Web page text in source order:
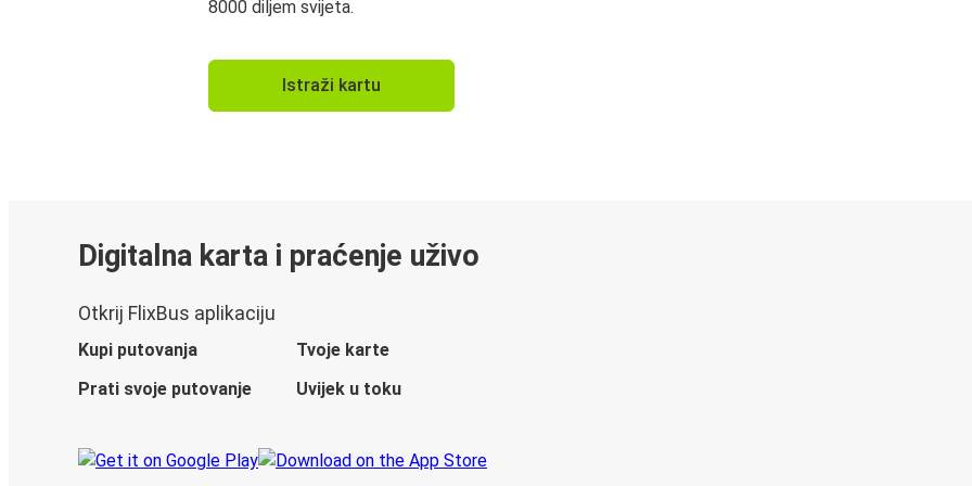
8000 diljem svijeta.
Istraži kartu
Digitalna karta i praćenje uživo
Otkrij FlixBus aplikaciju
Kupi putovanja
Tvoje karte
Prati svoje putovanje
Uvijek u toku